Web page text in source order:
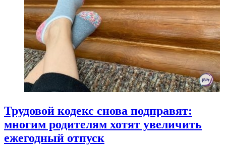
Трудовой кодекс снова подправят:
многим родителям хотят увеличить
ежегодный отпуск